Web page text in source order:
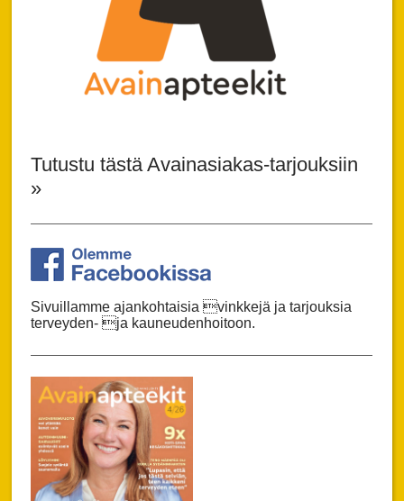
Tutustu tästä Avainasiakas-tarjouksiin
»
Sivuillamme ajankohtaisia vinkkejä ja tarjouksia
terveyden- ja kauneudenhoitoon.